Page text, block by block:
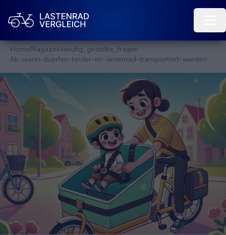
HomeMagazinHaeufig_gestellte_fragen
Ab-wann-duerfen-kinder-im-lastenrad-transportiert-werden